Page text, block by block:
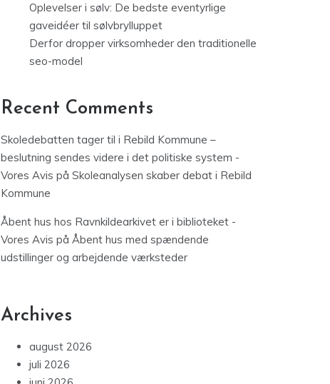
Oplevelser i sølv: De bedste eventyrlige
gaveidéer til sølvbrylluppet
Derfor dropper virksomheder den traditionelle
seo-model
Recent Comments
Skoledebatten tager til i Rebild Kommune –
beslutning sendes videre i det politiske system -
Vores Avis på Skoleanalysen skaber debat i Rebild
Kommune
Åbent hus hos Ravnkildearkivet er i biblioteket -
Vores Avis på Åbent hus med spændende
udstillinger og arbejdende værksteder
Archives
august 2026
juli 2026